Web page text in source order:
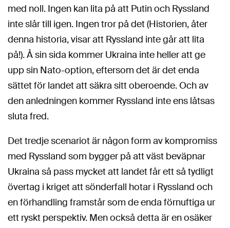
med noll. Ingen kan lita på att Putin och Ryssland
inte slår till igen. Ingen tror på det (Historien, åter
denna historia, visar att Ryssland inte går att lita
på!). Å sin sida kommer Ukraina inte heller att ge
upp sin Nato-option, eftersom det är det enda
sättet för landet att säkra sitt oberoende. Och av
den anledningen kommer Ryssland inte ens låtsas
sluta fred.
Det tredje scenariot är någon form av kompromiss
med Ryssland som bygger på att väst beväpnar
Ukraina så pass mycket att landet får ett så tydligt
övertag i kriget att sönderfall hotar i Ryssland och
en förhandling framstår som de enda förnuftiga ur
ett ryskt perspektiv. Men också detta är en osäker